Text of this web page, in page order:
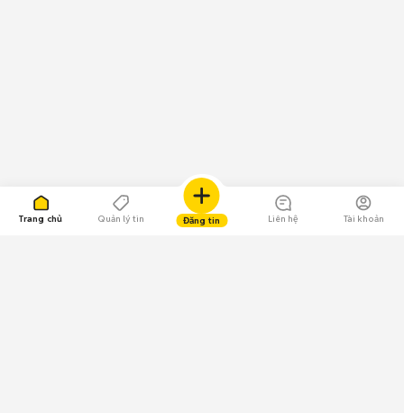
Trang chủ Quản lý tin Đăng tin Liên hệ Tài khoản